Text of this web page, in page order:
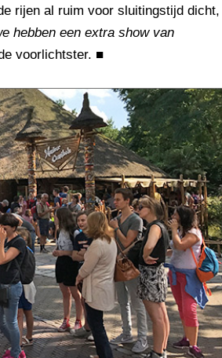
rijen al ruim voor sluitingstijd dicht,
hebben een extra show van
voorlichtster. ■